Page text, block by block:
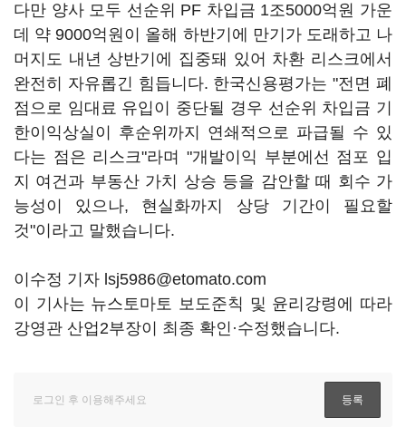
다만 양사 모두 선순위 PF 차입금 1조5000억원 가운
데 약 9000억원이 올해 하반기에 만기가 도래하고 나
머지도 내년 상반기에 집중돼 있어 차환 리스크에서
완전히 자유롭긴 힘듭니다. 한국신용평가는 "전면 폐
점으로 임대료 유입이 중단될 경우 선순위 차입금 기
한이익상실이 후순위까지 연쇄적으로 파급될 수 있
다는 점은 리스크"라며 "개발이익 부분에선 점포 입
지 여건과 부동산 가치 상승 등을 감안할 때 회수 가
능성이 있으나, 현실화까지 상당 기간이 필요할
것"이라고 말했습니다.
이수정 기자 lsj5986@etomato.com
이 기사는 뉴스토마토 보도준칙 및 윤리강령에 따라
강영관 산업2부장이 최종 확인·수정했습니다.